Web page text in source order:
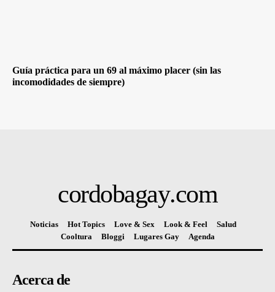
Guía práctica para un 69 al máximo placer (sin las
incomodidades de siempre)
cordobagay.com
Noticias Hot Topics Love & Sex Look & Feel
Salud
Cooltura
Bloggi Lugares Gay Agenda
Acerca de